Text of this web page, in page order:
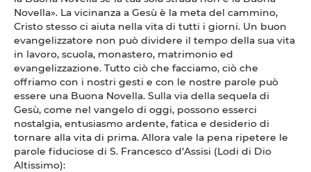
Novella». La vicinanza a Gesù è la meta del cammino,
Cristo stesso ci aiuta nella vita di tutti i giorni. Un buon
evangelizzatore non può dividere il tempo della sua vita
in lavoro, scuola, monastero, matrimonio ed
evangelizzazione. Tutto ciò che facciamo, ciò che
offriamo con i nostri gesti e con le nostre parole può
essere una Buona Novella. Sulla via della sequela di
Gesù, come nel vangelo di oggi, possono esserci
nostalgia, entusiasmo ardente, fatica e desiderio di
tornare alla vita di prima. Allora vale la pena ripetere le
parole fiduciose di S. Francesco d’Assisi (Lodi di Dio
Altissimo):